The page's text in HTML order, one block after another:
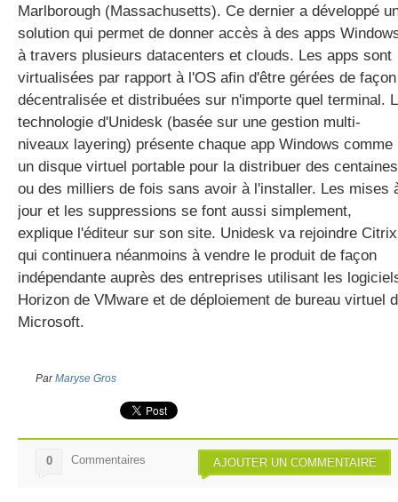
Marlborough (Massachusetts). Ce dernier a développé
solution qui permet de donner accès à des apps
à travers plusieurs datacenters et clouds. Les apps sont
virtualisées par rapport à l'OS afin d'être gérées de façon
décentralisée et distribuées sur n'importe quel terminal.
technologie d'Unidesk (basée sur une gestion multi-
niveaux layering) présente chaque app Windows comme
un disque virtuel portable pour la distribuer des centaines
ou des milliers de fois sans avoir à l'installer. Les mises
jour et les suppressions se font aussi simplement,
explique l'éditeur sur son site. Unidesk va rejoindre Citrix
qui continuera néanmoins à vendre le produit de façon
indépendante auprès des entreprises utilisant les
Horizon de VMware et de déploiement de bureau virtuel
Microsoft.
ParMaryse Gros
AJOUTER UN COMMENTAIRE
0 Commentaires